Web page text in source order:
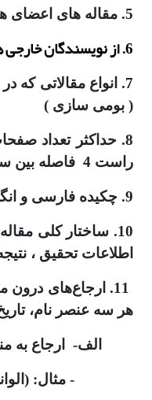
5. مقاله های اعضای هیئت علمی باید با ایمیل دانشگاهی یا سازمانی ارسال شود و سایر ایمیل ها (gmail , yahoo ) قابل قبول نیست.
6. از نویسندگان خارجی هزینه ای بابت داوری یا انتشار مقاله دریافت نمی شود ولی از نویسندگان داخلی در صورت پذیرش مقاله ایشان مبلغ 5،000،000 ریال دریافت می گردد.
7. انواع مقالاتی
( بومی سازی )
راست 4 فاصله بین سطر ها 1سانتی متر تنظیم شود، قلم متن بی نازنین 13 یا B Lotus 12.5 باشد)
9. چکیده فارسی و انگلیسی مقاله بین 100 تا 200 واژه (شامل هدف، روش وگردآوری اطلاعات و نتایج تحقیق) و کلید واژگان نیز حداقل 3 و حداکثر5 کلمه باشد.
10. ساختار کلی
اطلاعات تحقیق ،
11. ارجاع‌های
هر سه عنصر نام،
الف- ارجاع به
- مثال: (الوانی، 1369،